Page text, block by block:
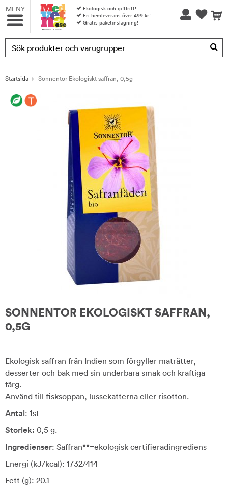
MENY
Ekologisk och giftfritt!
Fri hemleverans över 499 kr!
Gratis paketinslagning!
Produkten har blivit tillagd i varukorgen
Startsida Sonnentor Ekologiskt saffran, 0,5g
SONNENTOR EKOLOGISKT SAFFRAN,
0,5G
Ekologisk saffran från Indien som förgyller maträtter,
desserter och bak med sin underbara smak och kraftiga
färg.
Använd till fisksoppan, lussekatterna eller risotton.
Antal: 1st
Storlek: 0,5 g.
Ingredienser: Saffran**=ekologisk certifieradingrediens
Energi (kJ/kcal): 1732/414
Fett (g): 20.1